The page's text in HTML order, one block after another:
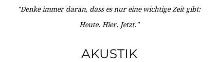
"Denke immer daran, dass es nur eine wichtige Zeit gibt:
Heute. Hier. Jetzt."
AKUSTIK